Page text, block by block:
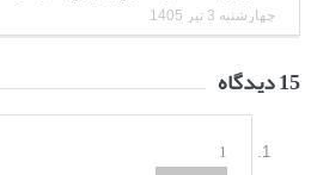
چهارشنبه 3 تیر 1405
15 دیدگاه
1